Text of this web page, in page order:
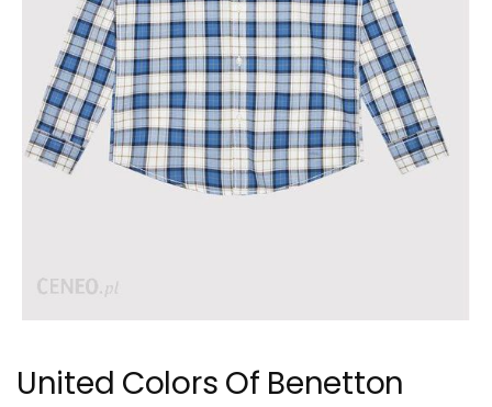
United Colors Of Benetton